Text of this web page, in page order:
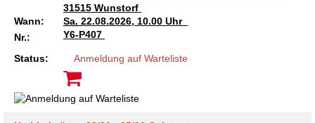
31515 Wunstorf
Wann:
Sa. 22.08.2026, 10.00 Uhr
Nr.:
Y6-P407
Status: Anmeldung auf Warteliste